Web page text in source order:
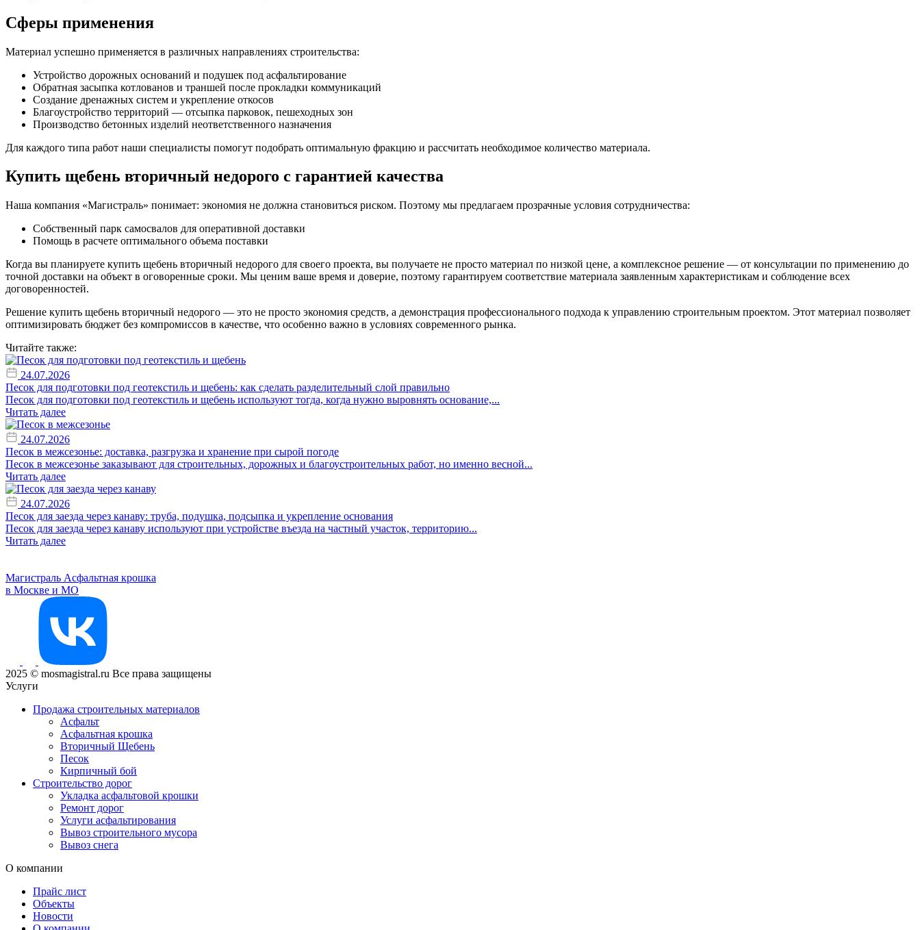
Сферы применения
Материал успешно применяется в различных направлениях строительства:
Устройство дорожных оснований и подушек под асфальтирование
Обратная засыпка котлованов и траншей после прокладки коммуникаций
Создание дренажных систем и укрепление откосов
Благоустройство территорий — отсыпка парковок, пешеходных зон
Производство бетонных изделий неответственного назначения
Для каждого типа работ наши специалисты помогут подобрать оптимальную фракцию и рассчитать необходимое количество материала.
Купить щебень вторичный недорого с гарантией качества
Наша компания «Магистраль» понимает: экономия не должна становиться риском. Поэтому мы предлагаем прозрачные условия сотрудничества:
Собственный парк самосвалов для оперативной доставки
Помощь в расчете оптимального объема поставки
Когда вы планируете купить щебень вторичный недорого для своего проекта, вы получаете не просто материал по низкой цене, а комплексное решение — от консультации по применению до
точной доставки на объект в оговоренные сроки. Мы ценим ваше время и доверие, поэтому гарантируем соответствие материала заявленным характеристикам и соблюдение всех
договоренностей.
Решение купить щебень вторичный недорого — это не просто экономия средств, а демонстрация профессионального подхода к управлению строительным проектом. Этот материал позволяет
оптимизировать бюджет без компромиссов в качестве, что особенно важно в условиях современного рынка.
Читайте также:
24.07.2026
Песок для подготовки под геотекстиль и щебень: как сделать разделительный слой правильно
Песок для подготовки под геотекстиль и щебень используют тогда, когда нужно выровнять основание,...
Читать далее
24.07.2026
Песок в межсезонье: доставка, разгрузка и хранение при сырой погоде
Песок в межсезонье заказывают для строительных, дорожных и благоустроительных работ, но именно весной...
Читать далее
24.07.2026
Песок для заезда через канаву: труба, подушка, подсыпка и укрепление основания
Песок для заезда через канаву используют при устройстве въезда на частный участок, территорию...
Читать далее
Магистраль Асфальтная крошка
в Москве и МО
2025 © mosmagistral.ru Все права защищены
Услуги
Продажа строительных материалов
Асфальт
Асфальтная крошка
Вторичный Щебень
Песок
Кирпичный бой
Строительство дорог
Укладка асфальтовой крошки
Ремонт дорог
Услуги асфальтирования
Вывоз строительного мусора
Вывоз снега
О компании
Прайс лист
Объекты
Новости